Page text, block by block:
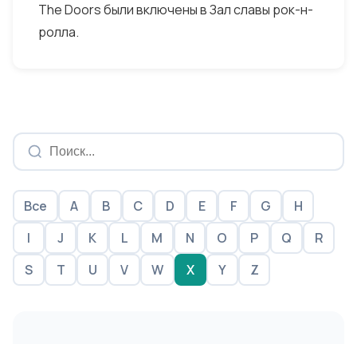
The Doors были включены в Зал славы рок-н-
ролла.
Все A B C D E F G
H
I
J K L M N O P Q
R
S
T U V W X Y Z